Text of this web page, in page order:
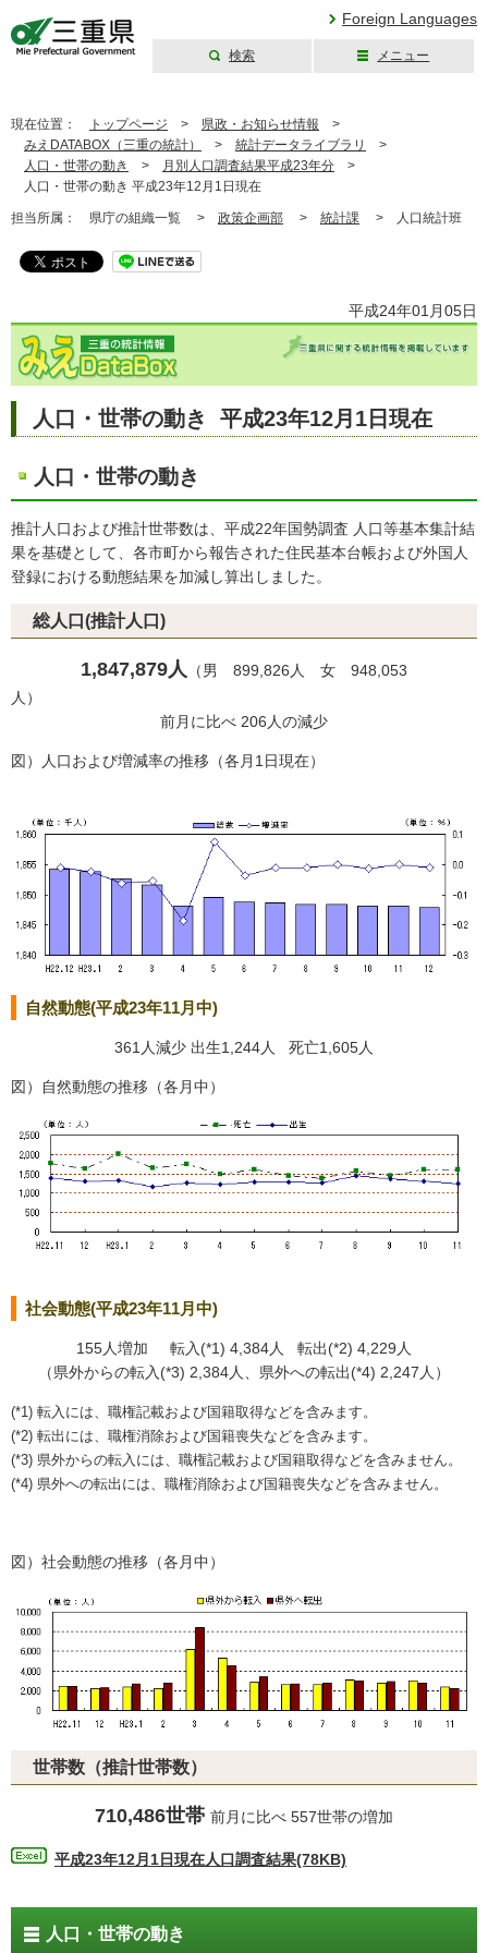
Foreign Languages
検索 メニュー
現在位置： トップページ > 県政・お知らせ情報 >
みえDATABOX（三重の統計）
> 統計データライブラリ
>
人口・世帯の動き
> 月別人口調査結果平成23年分 >
人口・世帯の動き 平成23年12月1日現在
担当所属： 県庁の組織一覧 > 政策企画部 > 統計課 > 人口統計班
平成24年01月05日
人口・世帯の動き 平成23年12月1日現在
人口・世帯の動き
推計人口および推計世帯数は、平成22年国勢調査 人口等基本集計結
果を基礎として、各市町から報告された住民基本台帳および外国人
登録における動態結果を加減し算出しました。
総人口(推計人口)
1,847,879人
（男 899,826人 女 948,053
人
前月に比べ 206人の減少
図）人口および増減率の推移（各月1日現在）
自然動態(平成23年11月中)
361人減少 出生1,244人 死亡1,605人
図）自然動態の推移（各月中）
社会動態(平成23年11月中)
155人増加 転入(*1) 4,384人 転出(*2) 4,229人
（県外からの転入(*3) 2,384人、県外への転出(*4) 2,247人）
(*1) 転入には、職権記載および国籍取得などを含みます。
(*2) 転出には、職権消除および国籍喪失などを含みます。
(*3) 県外からの転入には、職権記載および国籍取得などを含みません。
(*4) 県外への転出には、職権消除および国籍喪失などを含みません。
図）社会動態の推移（各月中）
世帯数（推計世帯数）
710,486世帯 前月に比べ 557世帯の増加
平成23年12月1日現在人口調査結果(78KB)
人口・世帯の動き